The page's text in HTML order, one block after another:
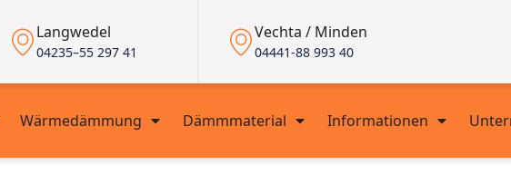
Langwedel
04235–55 297 41
Vechta / Minden
04441-88 993 40
Wärmedämmung Dämmmaterial Informationen